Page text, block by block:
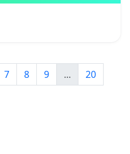
7 8 9 ...
20